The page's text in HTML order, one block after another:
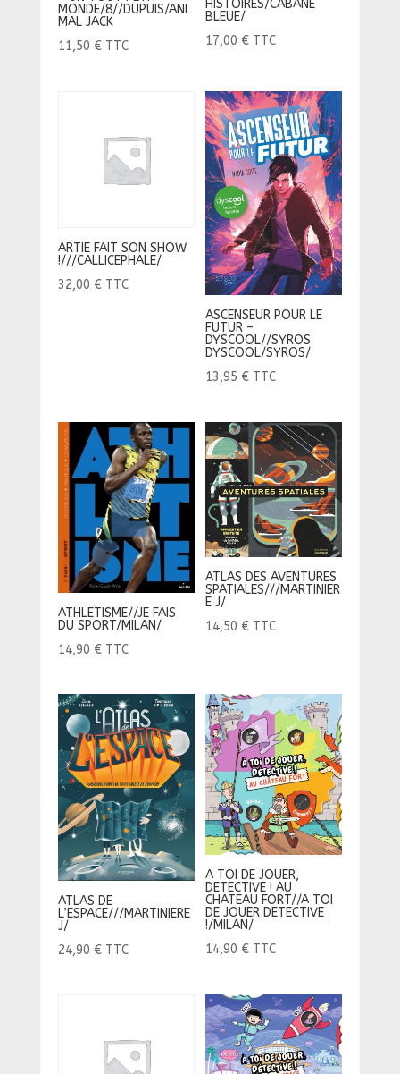
MONDE/8//DUPUIS/ANI
MAL JACK
11,50 € TTC
HISTOIRES/CABANE
BLEUE/
17,00 € TTC
ARTIE FAIT SON SHOW
!///CALLICEPHALE/
32,00 € TTC
ASCENSEUR POUR LE
FUTUR –
DYSCOOL//SYROS
DYSCOOL/SYROS/
13,95 € TTC
ATHLETISME//JE FAIS
DU SPORT/MILAN/
14,90 € TTC
ATLAS DES AVENTURES
SPATIALES///MARTINIER
E J/
14,50 € TTC
ATLAS DE
L’ESPACE///MARTINIERE
J/
24,90 € TTC
A TOI DE JOUER,
DETECTIVE ! AU
CHATEAU FORT//A TOI
DE JOUER DETECTIVE
!/MILAN/
14,90 € TTC